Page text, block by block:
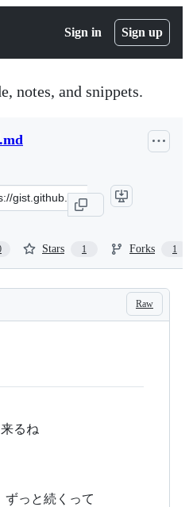
Sign in Sign up
notes, and snippets.
Stars 1 Forks 1
Raw
るね
っと続くって